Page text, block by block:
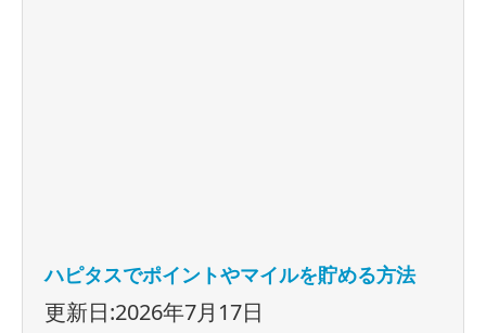
ハピタスでポイントやマイルを貯める方法
更新日:2026年7月17日